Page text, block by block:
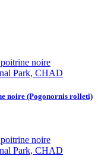
noire (Pogonornis rolleti)